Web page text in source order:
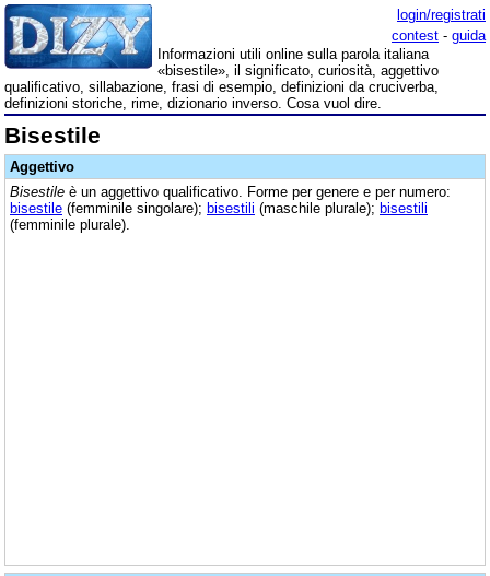
login/registrati
contest - guida
Informazioni utili online sulla parola italiana
«bisestile», il significato, curiosità, aggettivo
qualificativo, sillabazione, frasi di esempio, definizioni da cruciverba,
definizioni storiche, rime, dizionario inverso. Cosa vuol dire.
Bisestile
Aggettivo
Bisestile è un aggettivo qualificativo. Forme per genere e per numero:
bisestile (femminile singolare); bisestili (maschile plurale); bisestili
(femminile plurale).